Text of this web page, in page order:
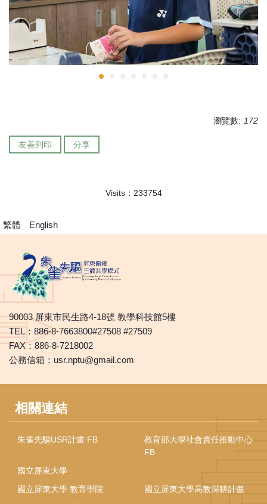
瀏覽數: 172
友善列印 分享
Visits： 233754
繁體 English
90003 屏東市民生路4-18號 教學科技館5樓
TEL：886-8-7663800#27508 #27509
FAX：886-8-7218002
公務信箱：usr.nptu@gmail.com
相關連結
朱雀先驅USR計畫 FB
教育部大學社會責任推動中心
FB
國立屏東大學
國立屏東大學 教育學院
國立屏東大學高教深耕計畫